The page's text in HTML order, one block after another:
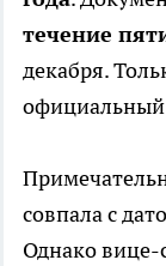
течение
декабря.
официальный
совпала с
Однако вице-